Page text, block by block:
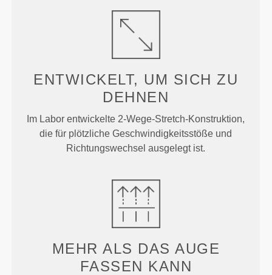
ENTWICKELT, UM SICH ZU
DEHNEN
Im Labor entwickelte 2-Wege-Stretch-Konstruktion,
die für plötzliche Geschwindigkeitsstöße und
Richtungswechsel ausgelegt ist.
MEHR ALS DAS AUGE
FASSEN KANN